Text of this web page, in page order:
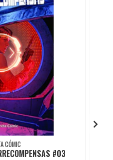
CÓMIC
#03